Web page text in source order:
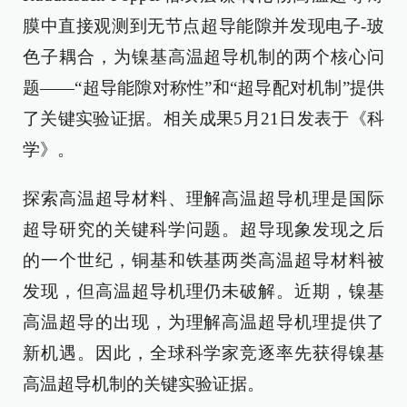
膜中直接观测到无节点超导能隙并发现电子-玻
色子耦合，为镍基高温超导机制的两个核心问
题——“超导能隙对称性”和“超导配对机制”提供
了关键实验证据。相关成果5月21日发表于《科
学》。
探索高温超导材料、理解高温超导机理是国际
超导研究的关键科学问题。超导现象发现之后
的一个世纪，铜基和铁基两类高温超导材料被
发现，但高温超导机理仍未破解。近期，镍基
高温超导的出现，为理解高温超导机理提供了
新机遇。因此，全球科学家竞逐率先获得镍基
高温超导机制的关键实验证据。